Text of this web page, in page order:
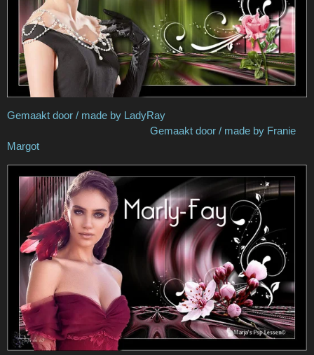
Gemaakt door / made by LadyRay
Gemaakt door / made by Franie
Margot